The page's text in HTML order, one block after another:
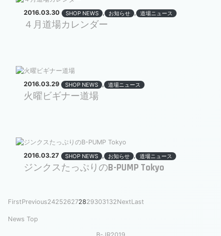
2016.03.30 SHOP NEWS , お知らせ , 道場ニュース
４月道場カレンダー
2016.03.29 SHOP NEWS , 道場ニュース
火曜ビギナー道場
2016.03.27 SHOP NEWS , お知らせ , 道場ニュース
ジンクスたっぷりのB-PUMP Tokyo
FirstPrevious2425262728293031 32NextLast
News Top